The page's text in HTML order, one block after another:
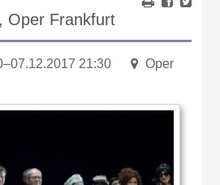
Oper Frankfurt
21:30
Oper